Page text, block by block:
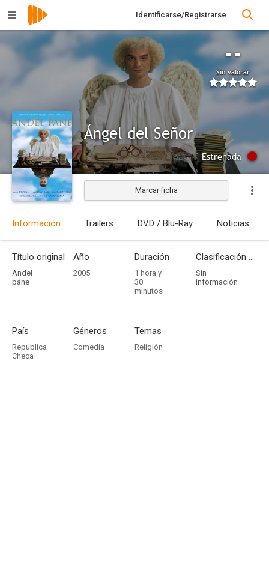
Identificarse/Registrarse
--
Sin valorar
Ángel del Señor
Estrenada
Marcar ficha
Información Trailers DVD / Blu-Ray Noticias
Título original
Andel
páne
Año
2005
Duración
1 hora y
30
minutos
Clasificación por edades
Sin
información
País
República
Checa
Géneros
Comedia
Temas
Religión